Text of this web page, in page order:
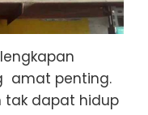
amat penting.
tak dapat hidup